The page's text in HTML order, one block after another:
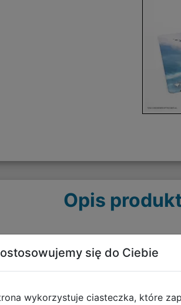
Opis
Prime Playmat - oficjalnej,
wygodę i doskonałą ochronę
się do Ciebie
wykorzystuje ciasteczka, które